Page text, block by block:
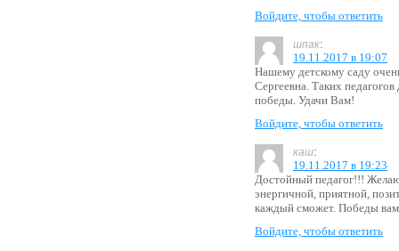
Войдите, чтобы ответить
шпак:
19.11.2017 в 19:07
Нашему детскому саду
Сергеевна. Таких
победы. Удачи Вам!
Войдите, чтобы ответить
каш:
19.11.2017 в 19:23
Достойный педагог!!! Желаю
энергичной, приятной,
каждый сможет. Победы
Войдите, чтобы ответить